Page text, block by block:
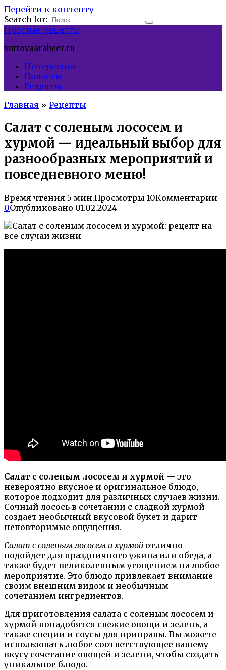
Перейти к контенту
Search for:
Простые рецепты
vottovaarabeer.ru
Интересное
Новости
Рецепты
Главная » Рецепты
Салат с соленым лососем и
хурмой — идеальный выбор для
разнообразных мероприятий и
повседневного меню!
Время чтения 5 мин.Просмотры 10Комментарии
0Опубликовано 01.02.2024
Салат с соленым лососем и хурмой — это
невероятно вкусное и оригинальное блюдо,
которое подходит для различных случаев жизни.
Сочный лосось в сочетании с сладкой хурмой
создает необычный вкусовой букет и дарит
неповторимые ощущения.
Салат с соленым лососем и хурмой отлично
подойдет для праздничного ужина или обеда, а
также будет великолепным угощением на любое
мероприятие. Это блюдо привлекает внимание
своим внешним видом и необычным
сочетанием ингредиентов.
Для приготовления салата с соленым лососем и
хурмой понадобятся свежие овощи и зелень, а
также специи и соусы для приправы. Вы можете
использовать любое соответствующее вашему
вкусу сочетание овощей и зелени, чтобы создать
уникальное блюдо.